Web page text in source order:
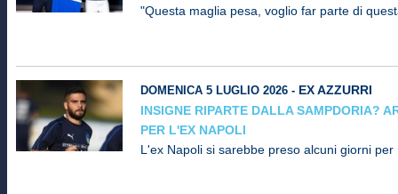
"Questa maglia pesa, voglio far parte di
DOMENICA 5 LUGLIO 2026 - EX AZZURRI
INSIGNE RIPARTE DALLA SAMPDORIA?
PER L'EX NAPOLI
L'ex Napoli si sarebbe preso alcuni giorni per